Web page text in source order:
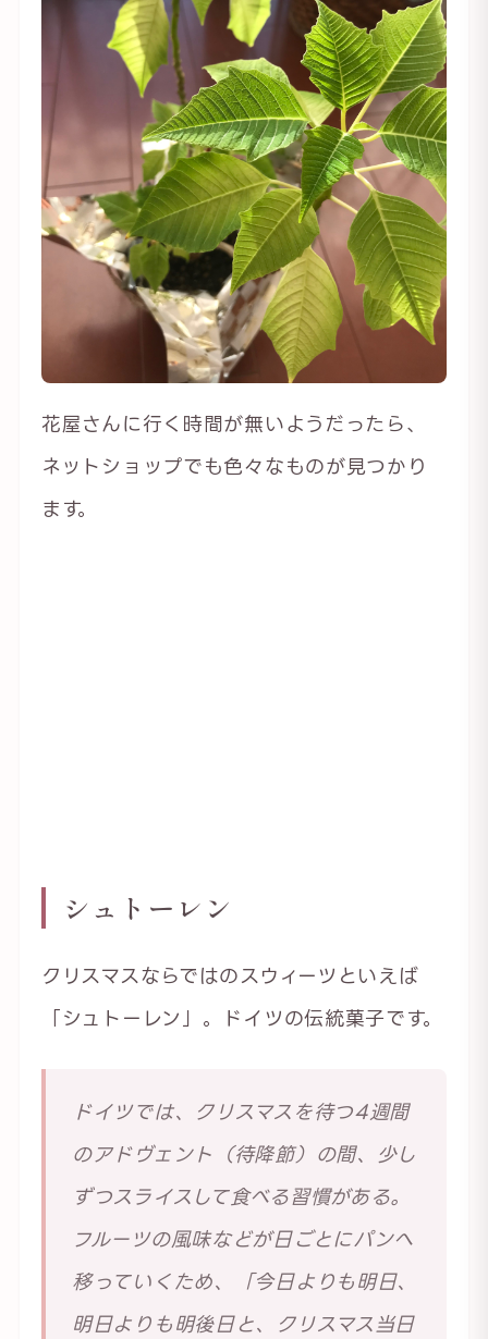
花屋さんに行く時間が無いようだったら、
ネットショップでも色々なものが見つかり
ます。
シュトーレン
クリスマスならではのスウィーツといえば
「シュトーレン」。ドイツの伝統菓子です。
ドイツでは、クリスマスを待つ4週間
のアドヴェント（待降節）の間、少し
ずつスライスして食べる習慣がある。
フルーツの風味などが日ごとにパンへ
移っていくため、「今日よりも明日、
明日よりも明後日と、クリスマス当日